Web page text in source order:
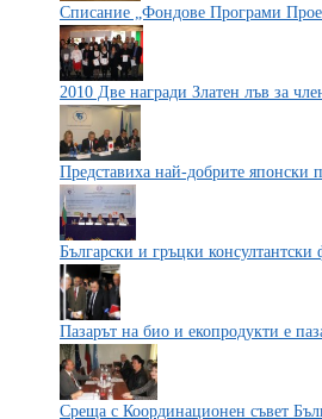
Списание „Фондове Програми
2010 Две награди Златен лъв за
Представиха най-добрите японски
Български и гръцки
Пазарът на био и екопродукти е
Среща с Координационен съвет